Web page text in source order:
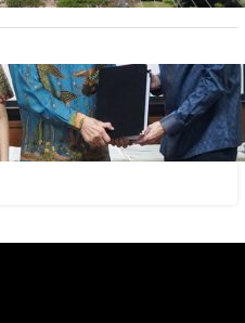
Lautan Luas Perkuat
Energi Terbarukan